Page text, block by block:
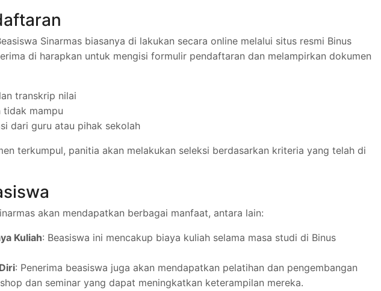
Sinarmas biasanya di lakukan secara online melalui situs resmi Binus
di harapkan untuk mengisi formulir pendaftaran dan melampirkan dokumen
transkrip nilai
tidak mampu
dari guru atau pihak sekolah
terkumpul, panitia akan melakukan seleksi berdasarkan kriteria yang telah di
akan mendapatkan berbagai manfaat, antara lain:
Kuliah: Beasiswa ini mencakup biaya kuliah selama masa studi di Binus
: Penerima beasiswa juga akan mendapatkan pelatihan dan pengembangan
dan seminar yang dapat meningkatkan keterampilan mereka.